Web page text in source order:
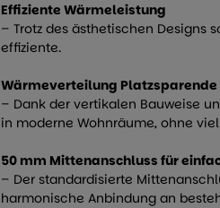
Effiziente Wärmeleistung
– Trotz des ästhetischen
effiziente.
Wärmeverteilung
– Dank der vertikalen Bauweise
in moderne Wohnräume, ohne
50 mm Mittenanschluss für
– Der standardisierte
harmonische Anbindung an